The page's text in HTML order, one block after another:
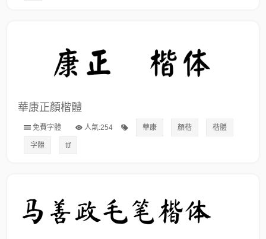
華康正顏楷體
免費字體 人氣:254 華康 顏楷 楷體
字體 ttf